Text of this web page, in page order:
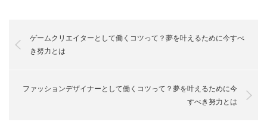
ゲームクリエイターとして働くコツって？夢を叶えるために今すべ
き努力とは
ファッションデザイナーとして働くコツって？夢を叶えるために今
すべき努力とは